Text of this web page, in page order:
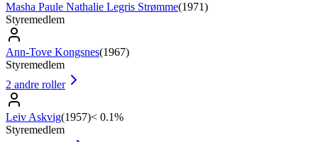
Masha Paule Nathalie Legris Strømme(1971)
Styremedlem
Ann-Tove Kongsnes(1967)
Styremedlem
2 andre roller
Leiv Askvig(1957)< 0.1%
Styremedlem